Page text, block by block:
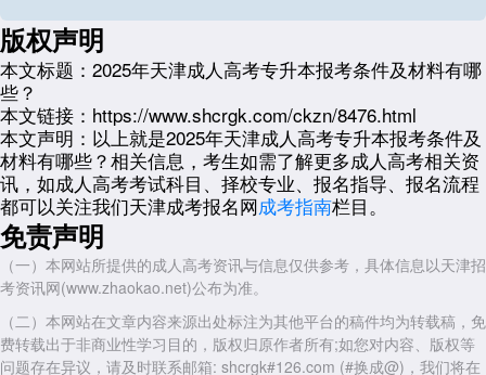
照片及其他材料：考生需准备二寸蓝底免冠电子版照片，用于制作准
考证和其他相关证件。同时，还需提供常用电话号码、常用邮箱、政治面
貌等信息，用于联系考生和记录考生的基本信息。这些信息在报名时需要
如实填写，以确保信息的准确性和完整性。
三、其他注意事项
报名时间：考生需在规定时间内完成网上报名和缴费，逾期将无法报
名。
报名方式：考生需登录招考资讯网，进入天津市成人高考网上报名系
统，按照报名网页提示录入个人报名信息及志愿信息，并上传符合要求的
电子照片及相关证明材料照片。
通过后，考生需在网上缴费成功后，按照提示要求提交相关材料，并在规
定时间内进行网上确认。
版权声明
本文标题： 2025年天津成人高考专升本报考条件及材料有哪
些？
本文链接： https://www.shcrgk.com/ckzn/8476.html
本文声明： 以上就是2025年天津成人高考专升本报考条件及
材料有哪些？相关信息，考生如需了解更多成人高考相关资
讯，如成人高考考试科目、择校专业、报名指导、报名流程
都可以关注我们天津成考报名网成考指南栏目。
免责声明
（一）本网站所提供的成人高考资讯与信息仅供参考，具体信息以天津招
考资讯网(www.zhaokao.net)公布为准。
（二）本网站在文章内容来源出处标注为其他平台的稿件均为转载稿，免
费转载出于非商业性学习目的，版权归原作者所有;如您对内容、版权等
问题存在异议，请及时联系邮箱: shcrgk#126.com (#换成@)，我们将在